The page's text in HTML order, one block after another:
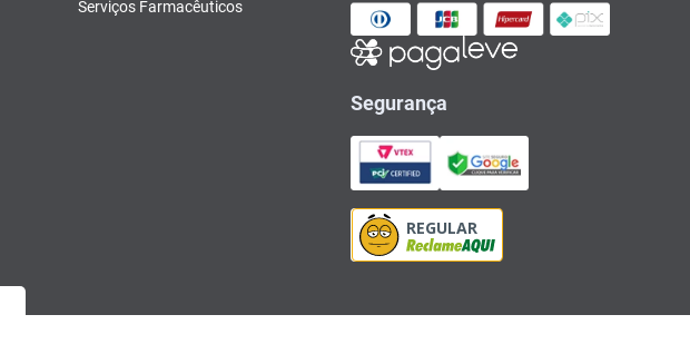
Serviços Farmacêuticos
Segurança